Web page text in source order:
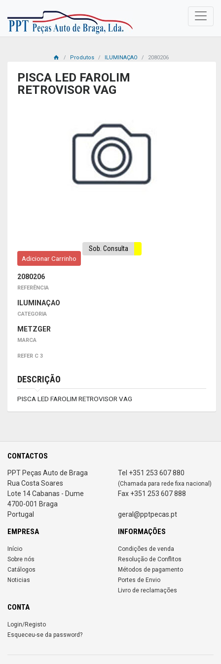
Produtos ILUMINAÇAO 2080206
PISCA LED FAROLIM
RETROVISOR VAG
Adicionar Carrinho
Sob. Consulta
2080206
REFERÊNCIA
ILUMINAÇAO
CATEGORIA
METZGER
MARCA
REFER C 3
DESCRIÇÃO
PISCA LED FAROLIM RETROVISOR VAG
CONTACTOS
PPT Peças Auto de Braga
Rua Costa Soares
Lote 14 Cabanas - Dume
4700-001 Braga
Portugal
Tel +351 253 607 880
(Chamada para rede fixa nacional)
Fax +351 253 607 888
geral@pptpecas.pt
EMPRESA
Início
Sobre nós
Catálogos
Noticias
INFORMAÇÕES
Condições de venda
Resolução de Conflitos
Métodos de pagamento
Portes de Envio
Livro de reclamações
CONTA
Login/Registo
Esqueceu-se da password?